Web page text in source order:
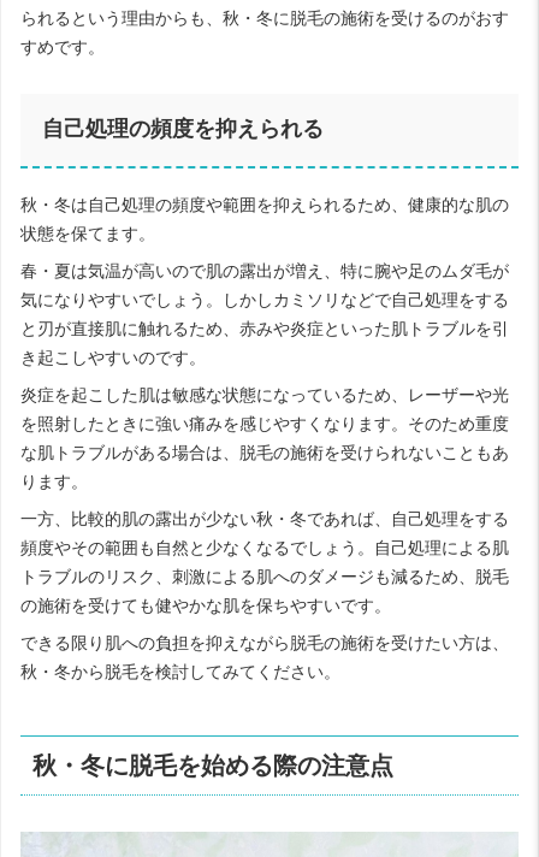
られるという理由からも、秋・冬に脱毛の施術を受けるのがおす
すめです。
自己処理の頻度を抑えられる
秋・冬は自己処理の頻度や範囲を抑えられるため、健康的な肌の
状態を保てます。
春・夏は気温が高いので肌の露出が増え、特に腕や足のムダ毛が
気になりやすいでしょう。しかしカミソリなどで自己処理をする
と刃が直接肌に触れるため、赤みや炎症といった肌トラブルを引
き起こしやすいのです。
炎症を起こした肌は敏感な状態になっているため、レーザーや光
を照射したときに強い痛みを感じやすくなります。そのため重度
な肌トラブルがある場合は、脱毛の施術を受けられないこともあ
ります。
一方、比較的肌の露出が少ない秋・冬であれば、自己処理をする
頻度やその範囲も自然と少なくなるでしょう。自己処理による肌
トラブルのリスク、刺激による肌へのダメージも減るため、脱毛
の施術を受けても健やかな肌を保ちやすいです。
できる限り肌への負担を抑えながら脱毛の施術を受けたい方は、
秋・冬から脱毛を検討してみてください。
秋・冬に脱毛を始める際の注意点